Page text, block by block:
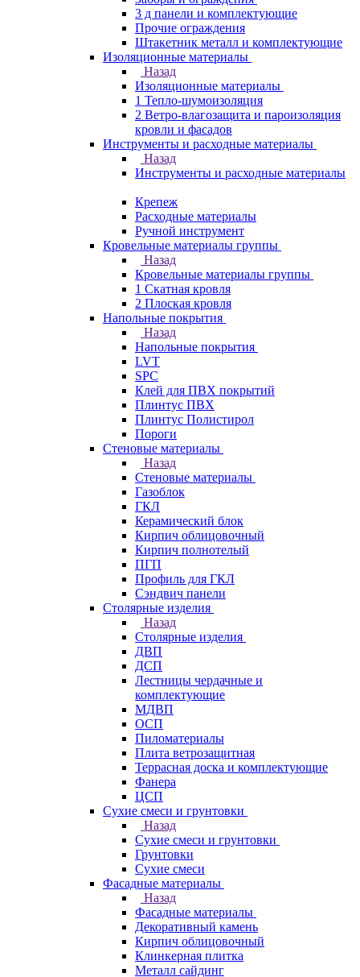
3 д панели и комплектующие
Прочие ограждения
Штакетник металл и комплектующие
Изоляционные материалы
Назад
Изоляционные материалы
1 Тепло-шумоизоляция
2 Ветро-влагозащита и пароизоляция
кровли и фасадов
Инструменты и расходные материалы
Назад
Инструменты и расходные материалы
Крепеж
Расходные материалы
Ручной инструмент
Кровельные материалы группы
Назад
Кровельные материалы группы
1 Скатная кровля
2 Плоская кровля
Напольные покрытия
Назад
Напольные покрытия
LVT
SPC
Клей для ПВХ покрытий
Плинтус ПВХ
Плинтус Полистирол
Пороги
Стеновые материалы
Назад
Стеновые материалы
Газоблок
ГКЛ
Керамический блок
Кирпич облицовочный
Кирпич полнотелый
ПГП
Профиль для ГКЛ
Сэндвич панели
Столярные изделия
Назад
Столярные изделия
ДВП
ДСП
Лестницы чердачные и
комплектующие
МДВП
ОСП
Пиломатериалы
Плита ветрозащитная
Террасная доска и комплектующие
Фанера
ЦСП
Сухие смеси и грунтовки
Назад
Сухие смеси и грунтовки
Грунтовки
Сухие смеси
Фасадные материалы
Назад
Фасадные материалы
Декоративный камень
Кирпич облицовочный
Клинкерная плитка
Металл сайдинг